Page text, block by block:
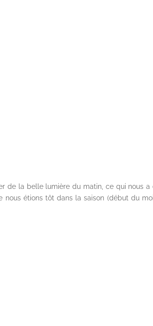
de la belle lumière du matin, ce qui nous a
nous étions tôt dans la saison (début du